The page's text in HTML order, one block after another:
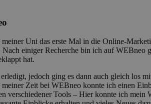
Uni das erste Mal in die Online-
einiger Recherche bin ich auf
hat.
jedoch ging es dann auch gleich los
Zeit bei WEBneo konnte ich einen
verschiedener Tools – Hier konnte ich